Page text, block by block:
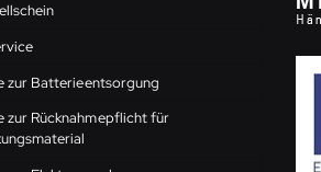
zur Batterieentsorgung
zur Rücknahmepflicht für